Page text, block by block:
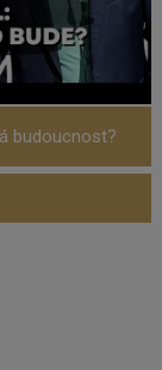
budoucnost?